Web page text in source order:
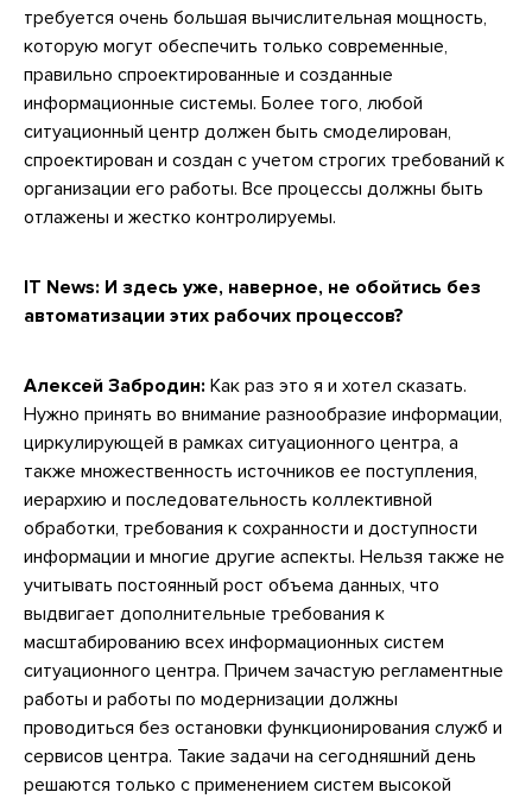
требуется очень большая вычислительная мощность,
которую могут обеспечить только современные,
правильно спроектированные и созданные
информационные системы. Более того, любой
ситуационный центр должен быть смоделирован,
спроектирован и создан с учетом строгих требований к
организации его работы. Все процессы должны быть
отлажены и жестко контролируемы.
IT News: И здесь уже, наверное, не обойтись без
автоматизации этих рабочих процессов?
Алексей Забродин: Как раз это я и хотел сказать.
Нужно принять во внимание разнообразие информации,
циркулирующей в рамках ситуационного центра, а
также множественность источников ее поступления,
иерархию и последовательность коллективной
обработки, требования к сохранности и доступности
информации и многие другие аспекты. Нельзя также не
учитывать постоянный рост объема данных, что
выдвигает дополнительные требования к
масштабированию всех информационных систем
ситуационного центра. Причем зачастую регламентные
работы и работы по модернизации должны
проводиться без остановки функционирования служб и
сервисов центра. Такие задачи на сегодняшний день
решаются только с применением систем высокой